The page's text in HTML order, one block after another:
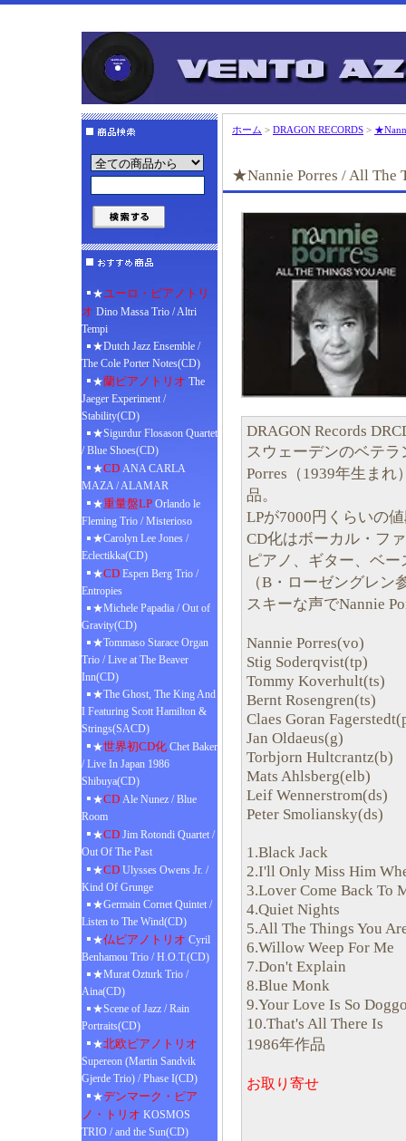
★ユーロ・ピアノトリ
オ Dino Massa Trio / Altri
Tempi
★Dutch Jazz Ensemble /
The Cole Porter Notes(CD)
★蘭ピアノトリオ The
Jaeger Experiment /
Stability(CD)
★Sigurdur Flosason Quartet
/ Blue Shoes(CD)
★CD ANA CARLA
MAZA / ALAMAR
★重量盤LP Orlando le
Fleming Trio / Misterioso
★Carolyn Lee Jones /
Eclectikka(CD)
★CD Espen Berg Trio /
Entropies
★Michele Papadia / Out of
Gravity(CD)
★Tommaso Starace Organ
Trio / Live at The Beaver
Inn(CD)
★The Ghost, The King And
I Featuring Scott Hamilton &
Strings(SACD)
★世界初CD化 Chet Baker
/ Live In Japan 1986
Shibuya(CD)
★CD Ale Nunez / Blue
Room
★CD Jim Rotondi Quartet /
Out Of The Past
★CD Ulysses Owens Jr. /
Kind Of Grunge
★Germain Cornet Quintet /
Listen to The Wind(CD)
★仏ピアノトリオ Cyril
Benhamou Trio / H.O.T.(CD)
★Murat Ozturk Trio /
Aina(CD)
★Scene of Jazz / Rain
Portraits(CD)
★北欧ピアノトリオ
Supereon (Martin Sandvik
Gjerde Trio) / Phase I(CD)
★デンマーク・ピア
ノ・トリオ KOSMOS
TRIO / and the Sun(CD)
ホーム > DRAGON RECORDS >
★Nannie Porres / All The
DRAGON Records
スウェーデンのベテ
Porres（1939年生まれ
品。
LPが7000円くらいの
CD化はボーカル・フ
ピアノ、ギター、ベ
（B・ローゼングレ
スキーな声でNannie
Nannie Porres(vo)
Stig Soderqvist(tp)
Tommy Koverhult(ts)
Bernt Rosengren(ts)
Claes Goran
Jan Oldaeus(g)
Torbjorn Hultcrantz(b)
Mats Ahlsberg(elb)
Leif Wennerstrom(ds)
Peter Smoliansky(ds)
1.Black Jack
2.I'll Only Miss Him
3.Lover Come Back To
4.Quiet Nights
5.All The Things You
6.Willow Weep For Me
7.Don't Explain
8.Blue Monk
9.Your Love Is So
10.That's All There Is
1986年作品
お取り寄せ